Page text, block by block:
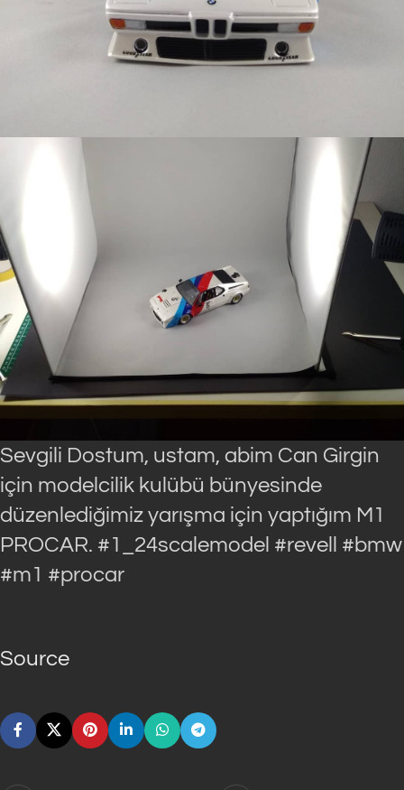
Sevgili Dostum, ustam, abim Can Girgin
için modelcilik kulübü bünyesinde
düzenlediğimiz yarışma için yaptığım M1
PROCAR. #1_24scalemodel #revell #bmw
#m1 #procar
Source